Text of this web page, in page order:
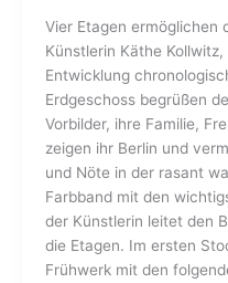
Vier Etagen ermöglichen
Künstlerin Käthe
Entwicklung
Erdgeschoss begrüßen
Vorbilder, ihre Familie,
zeigen ihr Berlin und
und Nöte in der rasant
Farbband mit den
der Künstlerin leitet den
die Etagen. Im ersten
Frühwerk mit den